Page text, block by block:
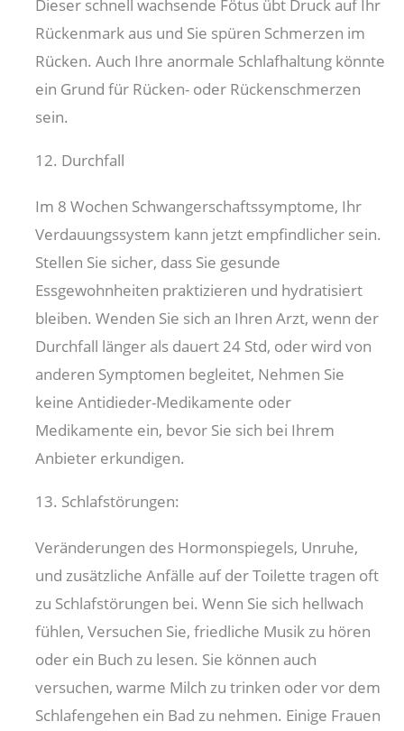
Dieser schnell wachsende Fötus übt Druck auf Ihr
Rückenmark aus und Sie spüren Schmerzen im
Rücken. Auch Ihre anormale Schlafhaltung könnte
ein Grund für Rücken- oder Rückenschmerzen
sein.
12. Durchfall
Im 8 Wochen Schwangerschaftssymptome, Ihr
Verdauungssystem kann jetzt empfindlicher sein.
Stellen Sie sicher, dass Sie gesunde
Essgewohnheiten praktizieren und hydratisiert
bleiben. Wenden Sie sich an Ihren Arzt, wenn der
Durchfall länger als dauert 24 Std, oder wird von
anderen Symptomen begleitet, Nehmen Sie
keine Antidieder-Medikamente oder
Medikamente ein, bevor Sie sich bei Ihrem
Anbieter erkundigen.
13. Schlafstörungen:
Veränderungen des Hormonspiegels, Unruhe,
und zusätzliche Anfälle auf der Toilette tragen oft
zu Schlafstörungen bei. Wenn Sie sich hellwach
fühlen, Versuchen Sie, friedliche Musik zu hören
oder ein Buch zu lesen. Sie können auch
versuchen, warme Milch zu trinken oder vor dem
Schlafengehen ein Bad zu nehmen. Einige Frauen